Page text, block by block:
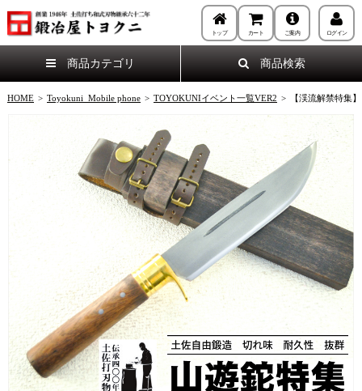
トップ カート ご案内 ログイン
商品カテゴリ 商品検索
HOME > Toyokuni_Mobile phone > TOYOKUNIイベント一覧VER2 > 【渓流解禁特集】